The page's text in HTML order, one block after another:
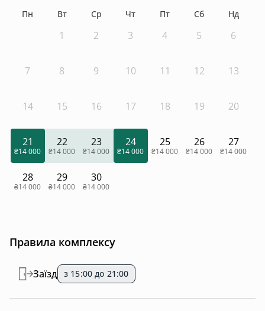
Пн Вт Ср Чт Пт Сб Нд
1 2 3 4 5 6
7 8 9 10 11 12 13
14 15 16 17 18 19 20
21
₴14 000
22
₴14 000
23
₴14 000
24
₴14 000
25
₴14 000
26
₴14 000
27
₴14 000
28
₴14 000
29
₴14 000
30
₴14 000
Правила комплексу
Заїзд з 15:00 до 21:00